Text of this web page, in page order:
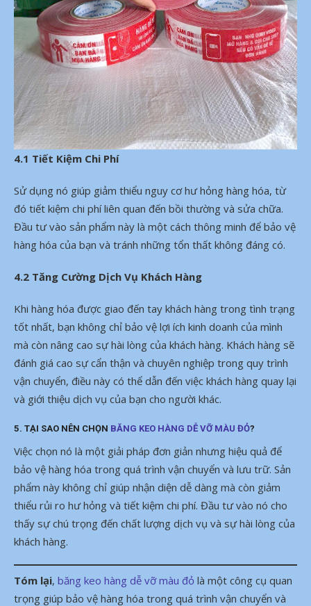
4.1 Tiết Kiệm Chi Phí
Sử dụng nó giúp giảm thiểu nguy cơ hư hỏng hàng hóa, từ
đó tiết kiệm chi phí liên quan đến bồi thường và sửa chữa.
Đầu tư vào sản phẩm này là một cách thông minh để bảo vệ
hàng hóa của bạn và tránh những tổn thất không đáng có.
4.2 Tăng Cường Dịch Vụ Khách Hàng
Khi hàng hóa được giao đến tay khách hàng trong tình trạng
tốt nhất, bạn không chỉ bảo vệ lợi ích kinh doanh của mình
mà còn nâng cao sự hài lòng của khách hàng. Khách hàng sẽ
đánh giá cao sự cẩn thận và chuyên nghiệp trong quy trình
vận chuyển, điều này có thể dẫn đến việc khách hàng quay lại
và giới thiệu dịch vụ của bạn cho người khác.
5. TẠI SAO NÊN CHỌN BĂNG KEO HÀNG DỄ VỠ MÀU ĐỎ?
Việc chọn nó là một giải pháp đơn giản nhưng hiệu quả để
bảo vệ hàng hóa trong quá trình vận chuyển và lưu trữ. Sản
phẩm này không chỉ giúp nhận diện dễ dàng mà còn giảm
thiểu rủi ro hư hỏng và tiết kiệm chi phí. Đầu tư vào nó cho
thấy sự chú trọng đến chất lượng dịch vụ và sự hài lòng của
khách hàng.
Tóm lại, băng keo hàng dễ vỡ màu đỏ là một công cụ quan
trọng giúp bảo vệ hàng hóa trong quá trình vận chuyển và